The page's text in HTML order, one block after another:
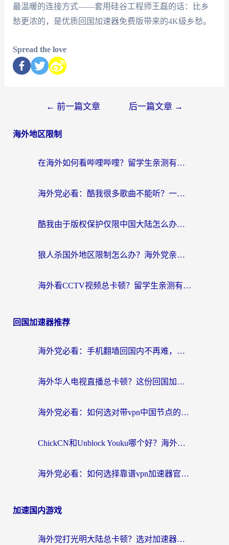
最温暖的连接方式——套用硅谷工程师王磊的话：比乡
愁更浓的，是优质回国加速器免费版带来的4K级乡愁。
Spread the love
← 前一篇文章 后一篇文章 →
海外地区限制
在海外如何看哔哩哔哩？留学生亲测有效的回国加速指南
海外党必看：酷我很多歌曲不能听？一招解决优酷版权限制+B站地域问题！
酷我由于版权保护仅限中国大陆怎么办？海外党亲测有效的解锁指南
狼人杀国外地区限制怎么办？海外党亲测有效的全场景回国加速指南
海外看CCTV视频总卡顿？留学生亲测有效的回国加速器选择指南
回国加速器推荐
海外党必看：手机翻墙回国内不再难，一篇搞定无缝访问国内资源指南
海外华人电视直播总卡顿？这份回国加速器选择指南帮你无缝看国内资源
海外党必看：如何选对带vpn中国节点的加速器？无缝访问国内资源全攻略
ChickCN和Unblock Youku哪个好？海外党亲测4款热门回国加速器，附避坑指南
海外党必看：如何选择靠谱vpn加速器官网？轻松解决国内APP地区限制
加速国内游戏
海外党打光明大陆总卡顿？选对加速器才是关键！（附亲测好用的推荐）